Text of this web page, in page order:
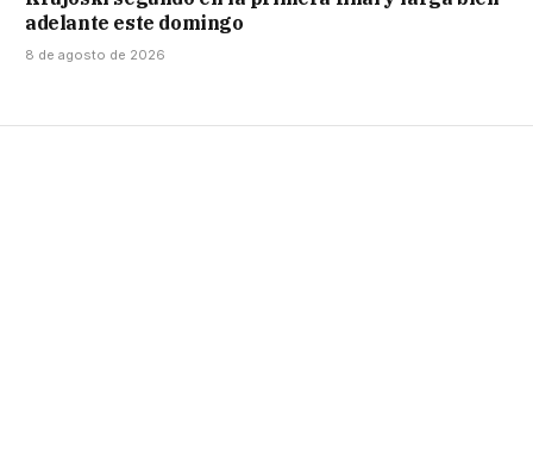
adelante este domingo
8 de agosto de 2026